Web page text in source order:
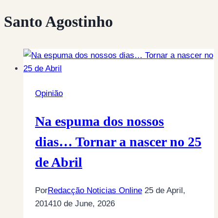
Santo Agostinho
Opinião
Na espuma dos nossos
dias… Tornar a nascer no 25
de Abril
PorRedacção Noticias Online 25 de April,
201410 de June, 2026